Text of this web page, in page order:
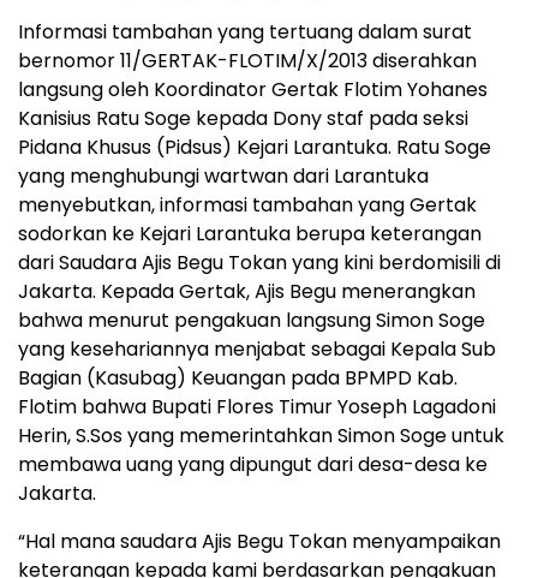
Informasi tambahan yang tertuang dalam surat
bernomor 11/GERTAK-FLOTIM/X/2013 diserahkan
langsung oleh Koordinator Gertak Flotim Yohanes
Kanisius Ratu Soge kepada Dony staf pada seksi
Pidana Khusus (Pidsus) Kejari Larantuka. Ratu Soge
yang menghubungi wartwan dari Larantuka
menyebutkan, informasi tambahan yang Gertak
sodorkan ke Kejari Larantuka berupa keterangan
dari Saudara Ajis Begu Tokan yang kini berdomisili di
Jakarta. Kepada Gertak, Ajis Begu menerangkan
bahwa menurut pengakuan langsung Simon Soge
yang kesehariannya menjabat sebagai Kepala Sub
Bagian (Kasubag) Keuangan pada BPMPD Kab.
Flotim bahwa Bupati Flores Timur Yoseph Lagadoni
Herin, S.Sos yang memerintahkan Simon Soge untuk
membawa uang yang dipungut dari desa-desa ke
Jakarta.
“Hal mana saudara Ajis Begu Tokan menyampaikan
keterangan kepada kami berdasarkan pengakuan